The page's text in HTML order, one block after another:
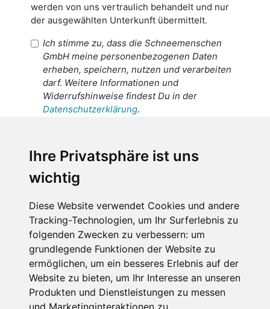
Ihre Privatsphäre ist uns
wichtig
Diese Website verwendet Cookies und andere
Tracking-Technologien, um Ihr Surferlebnis zu
folgenden Zwecken zu verbessern: um
grundlegende Funktionen der Website zu
ermöglichen, um ein besseres Erlebnis auf der
Website zu bieten, um Ihr Interesse an unseren
Produkten und Dienstleistungen zu messen
und Marketinginteraktionen zu
werden von uns vertraulich behandelt und nur
der ausgewählten Unterkunft übermittelt.
Ich stimme zu, dass die Schneemenschen
GmbH meine personenbezogenen Daten
erheben, speichern, nutzen und verarbeiten
darf. Weitere Informationen und
Widerrufshinweise findest Du in der
Datenschutzerklärung.
personenbezogenen Daten an den
Empfänger dieser Nachricht weitergeleitet
werden dürfen. Weitere Informationen und
Widerrufshinweise findest Du in der
Datenschutzerklärung.
Anfrage abschicken
Diese Seite ist durch reCAPTCHA geschützt und es
gelten die GoogleDatenschutzerklärung und